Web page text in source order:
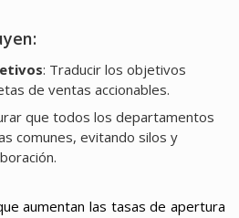
: Traducir los objetivos
de ventas accionables.
que todos los departamentos
comunes, evitando silos y
aumentan las tasas de apertura